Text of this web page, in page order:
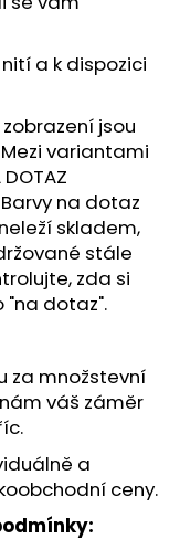
a k dispozici
jsou
Mezi variantami
na dotaz
skladem,
stále
zda si
"na dotaz".
za množstevní
váš záměr
a
ceny.